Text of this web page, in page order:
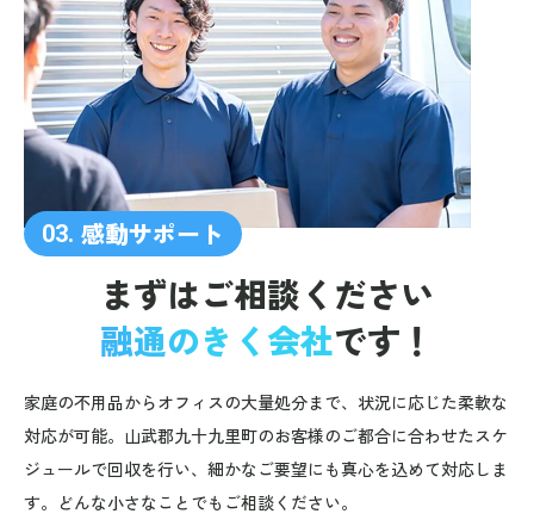
03. 感動サポート
まずはご相談ください
融通のきく会社です！
家庭の不用品からオフィスの大量処分まで、状況に応じた柔軟な
対応が可能。山武郡九十九里町のお客様のご都合に合わせたスケ
ジュールで回収を行い、細かなご要望にも真心を込めて対応しま
す。どんな小さなことでもご相談ください。